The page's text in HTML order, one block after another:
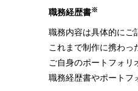
職務経歴書※
職務内容は具体的にご
これまで制作に携わ
ご自身のポートフォ
職務経歴書やポートフ